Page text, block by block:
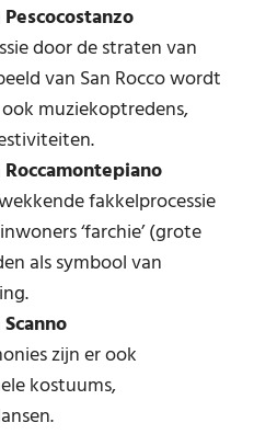
door de straten van
van San Rocco wordt
muziekoptredens,
fakkelprocessie
‘farchie’ (grote
als symbool van
zijn er ook
kostuums,